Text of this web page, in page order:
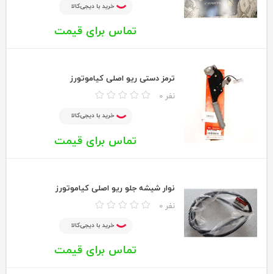
خرید با دیجی‌کالا
تماس برای قیمت
ترمز دستی ریو اصلی کیاموتورز
0 نفر
خرید با دیجی‌کالا
تماس برای قیمت
نوار شیشه جلو ریو اصلی کیاموتورز
0 نفر
خرید با دیجی‌کالا
تماس برای قیمت